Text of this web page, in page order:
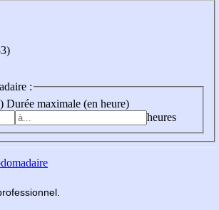
:
Durée maximale (en heure)
heures
fessionnel